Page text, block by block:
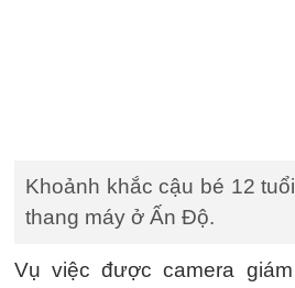
Khoảnh khắc cậu bé 12
thang máy ở Ấn Độ.
Vụ việc được camera